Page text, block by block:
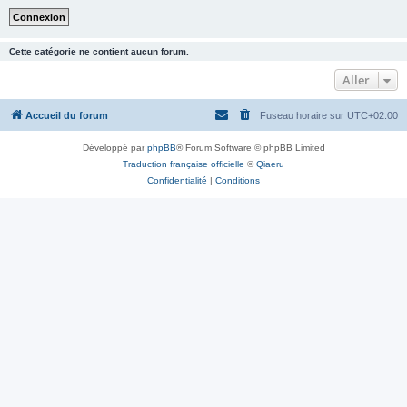
Cette catégorie ne contient aucun forum.
Aller
Accueil du forum Fuseau horaire sur UTC+02:00
Développé parphpBB® Forum Software © phpBB Limited
Traduction française officielle ©Qiaeru
Confidentialité | Conditions